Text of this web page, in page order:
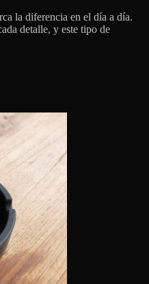
la diferencia en el día a día.
detalle, y este tipo de